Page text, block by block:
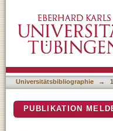
Universitätsbibliographie →
PUBLIKATION